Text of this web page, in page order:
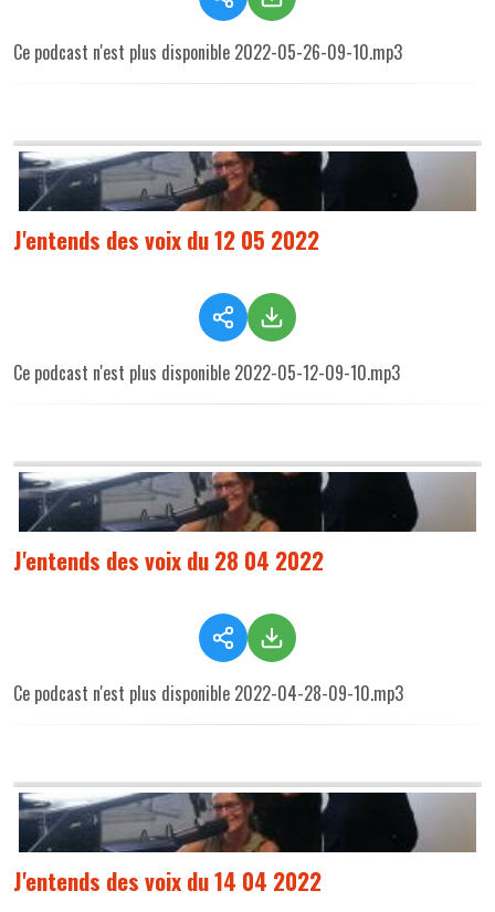
Ce podcast n'est plus disponible 2022-05-26-09-10.mp3
J'entends des voix du 12 05 2022
Ce podcast n'est plus disponible 2022-05-12-09-10.mp3
J'entends des voix du 28 04 2022
Ce podcast n'est plus disponible 2022-04-28-09-10.mp3
J'entends des voix du 14 04 2022